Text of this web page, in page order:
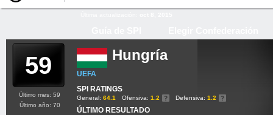
59 Hungría
UEFA
SPI RATINGS
General: 64.1 Ofensiva: 1.2 Defensiva: 1.2
ÚLTIMO RESULTADO
Último mes: 59
Último año: 70